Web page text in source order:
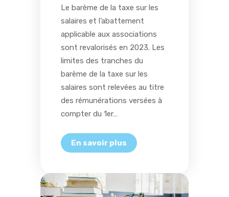
Le barème de la taxe sur les
salaires et l’abattement
applicable aux associations
sont revalorisés en 2023. Les
limites des tranches du
barème de la taxe sur les
salaires sont relevées au titre
des rémunérations versées à
compter du 1er…